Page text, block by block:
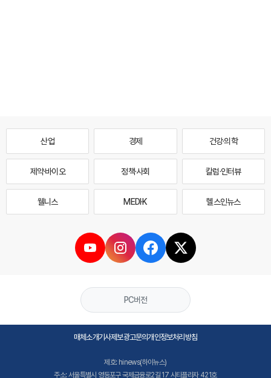
산업 경제 건강·의학
제약·바이오 정책·사회 칼럼·인터뷰
웰니스 MEDI·K 헬스인뉴스
PC버전
매체소개기사제보광고문의개인정보처리방침
제호: hinews(하이뉴스)
주소: 서울특별시 영등포구 국제금융로2길 17 시티플라자 421호